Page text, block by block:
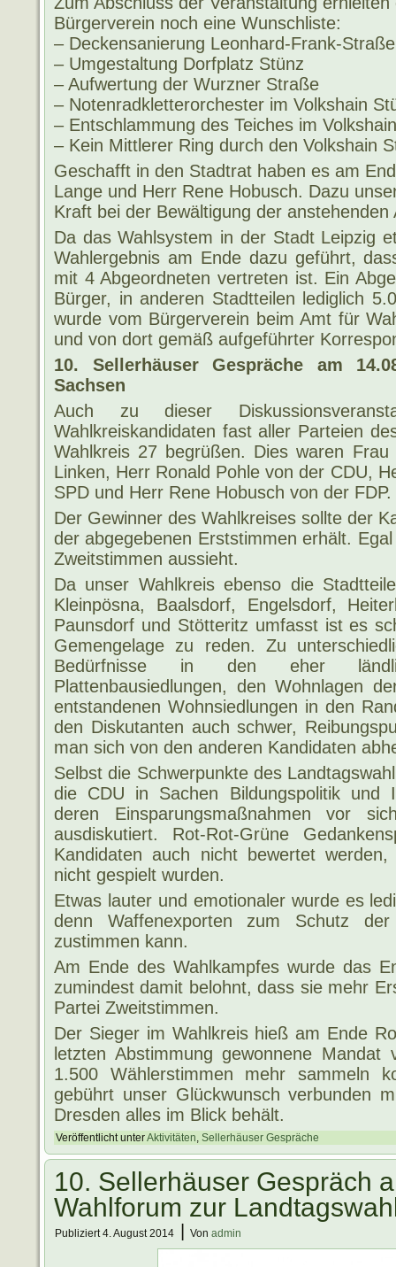
Bürgerverein noch eine Wunschliste:
– Deckensanierung Leonhard-Frank-Straße
– Umgestaltung Dorfplatz Stünz
– Aufwertung der Wurzner Straße
– Notenradkletterorchester im Volkshain
– Entschlammung des Teiches im
– Kein Mittlerer Ring durch den Volkshain
Geschafft in den Stadtrat haben es am
Lange und Herr Rene Hobusch. Dazu
Kraft bei der Bewältigung der anstehenden
Da das Wahlsystem in der Stadt Leipzig
Wahlergebnis am Ende dazu geführt,
mit 4 Abgeordneten vertreten ist. Ein
Bürger, in anderen Stadtteilen lediglich
wurde vom Bürgerverein beim Amt für
und von dort gemäß aufgeführter
10. Sellerhäuser Gespräche am
Sachsen
Auch zu dieser
Wahlkreiskandidaten fast aller Parteien
Wahlkreis 27 begrüßen. Dies waren
Linken, Herr Ronald Pohle von der CDU,
SPD und Herr Rene Hobusch von der FDP.
Der Gewinner des Wahlkreises sollte der
der abgegebenen Erststimmen erhält.
Zweitstimmen aussieht.
Da unser Wahlkreis ebenso die
Kleinpösna, Baalsdorf, Engelsdorf,
Paunsdorf und Stötteritz umfasst ist es
Gemengelage zu reden. Zu
Bedürfnisse in den eher
Plattenbausiedlungen, den Wohnlagen
entstandenen Wohnsiedlungen in den
den Diskutanten auch schwer,
man sich von den anderen Kandidaten
Selbst die Schwerpunkte des
die CDU in Sachen Bildungspolitik und
deren Einsparungsmaßnahmen vor
ausdiskutiert. Rot-Rot-Grüne
Kandidaten auch nicht bewertet
nicht gespielt wurden.
Etwas lauter und emotionaler wurde es
denn Waffenexporten zum Schutz der
zustimmen kann.
Am Ende des Wahlkampfes wurde das
zumindest damit belohnt, dass sie mehr
Partei Zweitstimmen.
Der Sieger im Wahlkreis hieß am Ende
letzten Abstimmung gewonnene
1.500 Wählerstimmen mehr sammeln
gebührt unser Glückwunsch verbunden
Dresden alles im Blick behält.
Veröffentlicht unterAktivitäten, Sellerhäuser Gespräche
10. Sellerhäuser Gespräch
Wahlforum zur
Publiziert 4. August 2014 Von admin